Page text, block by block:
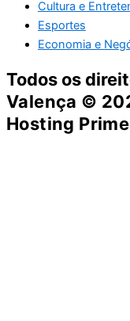
Cultura e
Esportes
Economia e
Todos os
Valença ©
Hosting